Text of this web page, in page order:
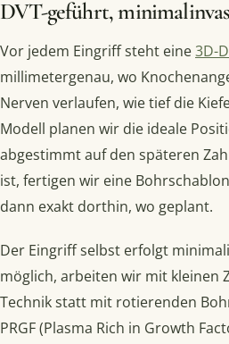
DVT-geführt,
Vor jedem Eingriff steht eine3D-
millimetergenau, wo
Nerven verlaufen, wie tief die
Modell planen wir die ideale
abgestimmt auf den späteren
ist, fertigen wir eine
dann exakt dorthin, wo geplant.
Der Eingriff selbst erfolgt
möglich, arbeiten wir mit kleinen
Technik statt mit rotierenden
PRGF (Plasma Rich in Growth